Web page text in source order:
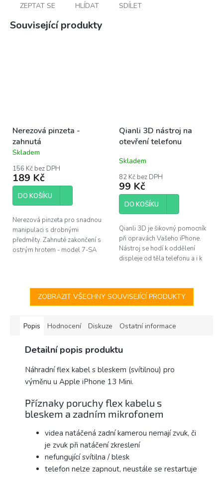
ZEPTAT SE HLÍDAT SDÍLET
Související produkty
Nerezová pinzeta -
zahnutá
Průměrné
produktu
je
5,0
hvězdiček.
Skladem
156 Kč bez DPH
189 Kč
DO KOŠÍKU
Nerezová pinzeta pro snadnou
manipulaci s drobnými
předměty. Zahnuté zakončení s
ostrým hrotem - model 7-SA
Qianli 3D nástroj na
otevření telefonu
Skladem
82 Kč bez DPH
99 Kč
DO KOŠÍKU
Qianli 3D je šikovný pomocník
při opravách Vašeho iPhone.
Nástroj se hodí k oddělení
displeje od těla telefonu a i k
ZOBRAZIT VŠECHNY SOUVISEJÍCÍ PRODUKTY
Popis Hodnocení Diskuze Ostatní informace
Detailní popis produktu
Náhradní flex kabel s bleskem (svítilnou) pro
výměnu u Apple iPhone 13 Mini.
Příznaky poruchy flex kabelu s
bleskem a zadním mikrofonem
videa natáčená zadní kamerou nemají zvuk, či
je zvuk při natáčení zkreslení
nefungující svítilna / blesk
telefon nelze zapnout, neustále se restartuje